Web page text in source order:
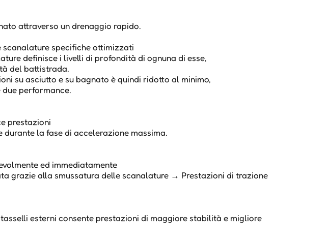
attraverso un drenaggio rapido.
scanalature specifiche ottimizzati
definisce i livelli di profondità di ognuna di esse,
del battistrada.
su asciutto e su bagnato è quindi ridotto al minimo,
performance.
prestazioni
la fase di accelerazione massima.
ed immediatamente
grazie alla smussatura delle scanalature → Prestazioni di trazione
esterni consente prestazioni di maggiore stabilità e migliore